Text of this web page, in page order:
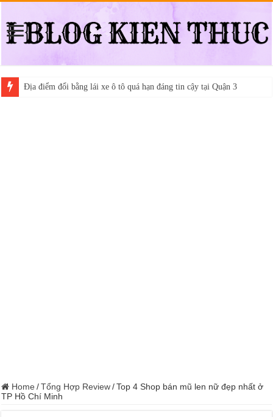
Địa điểm đổi bằng lái xe ô tô quá hạn đáng tin cậy tại Quận 3
Home / Tổng Hợp Review / Top 4 Shop bán mũ len nữ đẹp nhất ở
TP Hồ Chí Minh